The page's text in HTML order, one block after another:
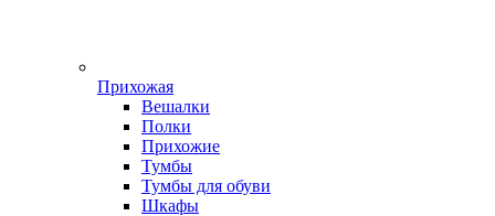
Прихожая
Вешалки
Полки
Прихожие
Тумбы
Тумбы для обуви
Шкафы